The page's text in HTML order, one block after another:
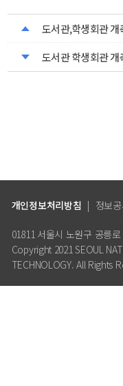
도서관,학생회관
도서관 학생회관
개인정보처리방침 | 정보
01811 서울시 노원구 공릉
Copyright 2021 SEOUL
TECHNOLOGY. All Rights